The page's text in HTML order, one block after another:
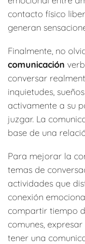
contacto físico
generan
Finalmente, no
comunicación
conversar
inquietudes,
activamente a su
juzgar. La
base de una
Para mejorar la
temas de
actividades que
conexión
compartir tiempo
comunes, expresar
tener una